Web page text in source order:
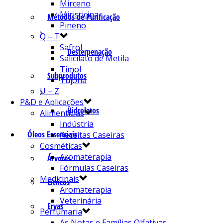
Métodos de Purificação
Desterpenação
Subprodutos
Hidrolatos
Óleos Essenciais
Árvores
Cítricos
Ervas
Mirceno
Miristicina
Pineno
Q – T
Safrol
Salicilato de Metila
Timol
Tujona
U – Z
P&D e Aplicações
Alimentícias
Indústria
Receitas Caseiras
Cosméticas
Aromaterapia
Fórmulas Caseiras
Medicinais
Aromaterapia
Veterinária
Perfumaria